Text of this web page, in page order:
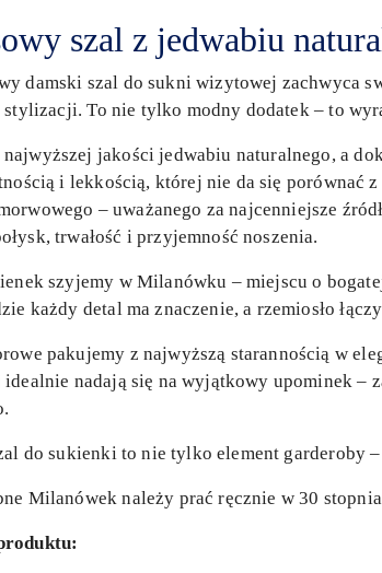
szal z jedwabiu
damski szal do sukni wizytowej zachwyca
To nie tylko modny dodatek – to
jakości jedwabiu naturalnego, a
i lekkością, której nie da się porównać
– uważanego za najcenniejsze
trwałość i przyjemność noszenia.
szyjemy w Milanówku – miejscu o
każdy detal ma znaczenie, a rzemiosło
pakujemy z najwyższą starannością w
nadają się na wyjątkowy upominek
do sukienki to nie tylko element garderoby
Milanówek należy prać ręcznie w 30